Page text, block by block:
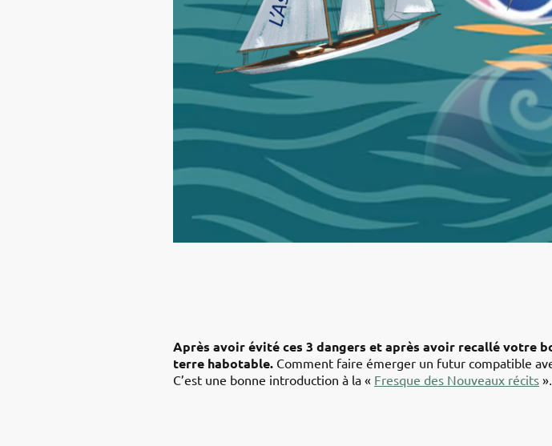
Après avoir évité ces 3 dangers et après avoir recallé votre
terre habotable. Comment faire émerger un futur compatible
C’est une bonne introduction à la « Fresque des Nouveaux récits ».